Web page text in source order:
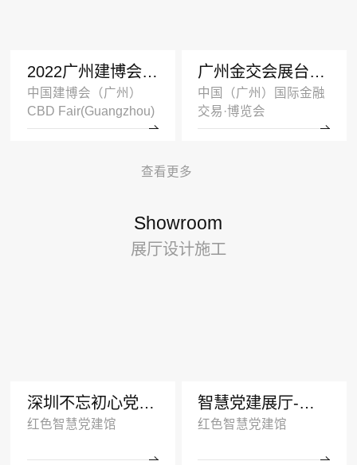
2022广州建博会双层展台设计搭建案例_欧派家居
中国建博会（广州）
CBD Fair(Guangzhou)
广州金交会展台设计案例_广汽集团
中国（广州）国际金融
交易·博览会
查看更多
Showroom
展厅设计施工
深圳不忘初心党建展厅
红色智慧党建馆
智慧党建展厅-塑造红色传承
红色智慧党建馆